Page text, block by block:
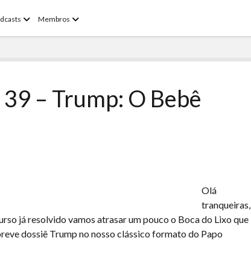
openMembros open
– Trump: O Bebê
Olá
tranqueiras,
já resolvido vamos atrasar um pouco o Boca do Lixo que
dossiê Trump no nosso clássico formato do Papo